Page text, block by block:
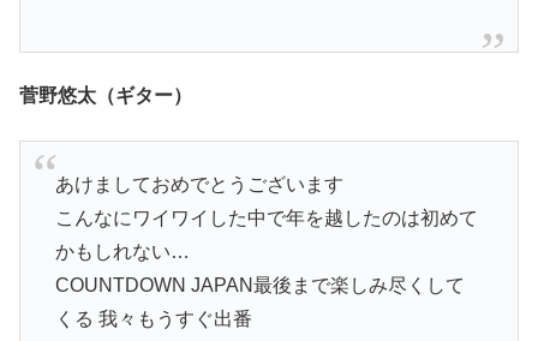
菅野悠太（ギター）
あけましておめでとうございます
こんなにワイワイした中で年を越したのは初めて
かもしれない…
COUNTDOWN JAPAN最後まで楽しみ尽くして
くる 我々もうすぐ出番